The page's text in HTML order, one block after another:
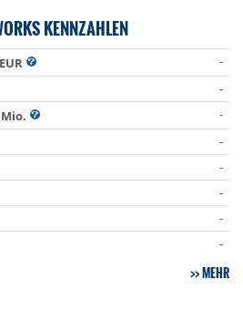
KENNZAHLEN
-
-
-
-
-
-
-
-
MEHR